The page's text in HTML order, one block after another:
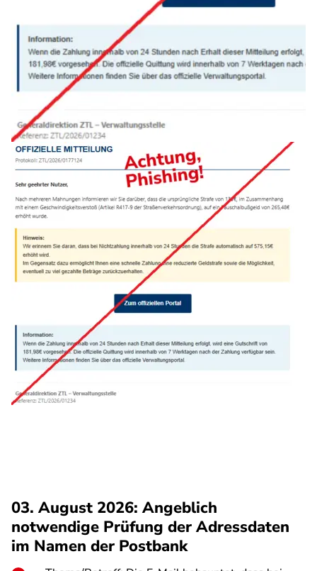
03. August 2026: Angeblich
notwendige Prüfung der Adressdaten
im Namen der Postbank